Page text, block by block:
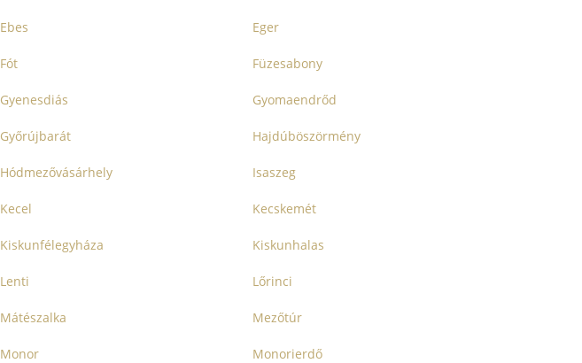
Ebes Eger
Fót Füzesabony
Gyenesdiás Gyomaendrőd
Győrújbarát Hajdúböszörmény
Hódmezővásárhely Isaszeg
Kecel Kecskemét
Kiskunfélegyháza Kiskunhalas
Lenti Lőrinci
Mátészalka Mezőtúr
Monor Monorierdő